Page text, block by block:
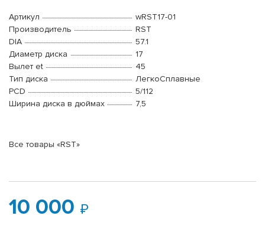
Артикул
wRST17-01
Производитель
RST
DIA
57.1
Диаметр диска
17
Вылет et
45
Тип диска
ЛегкоСплавные
PCD
5/112
Ширина диска в дюймах
7,5
Все товары «RST»
10 000